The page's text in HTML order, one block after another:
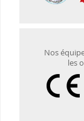
Nos
les